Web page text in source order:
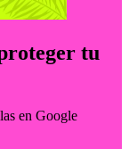
tu
en Google